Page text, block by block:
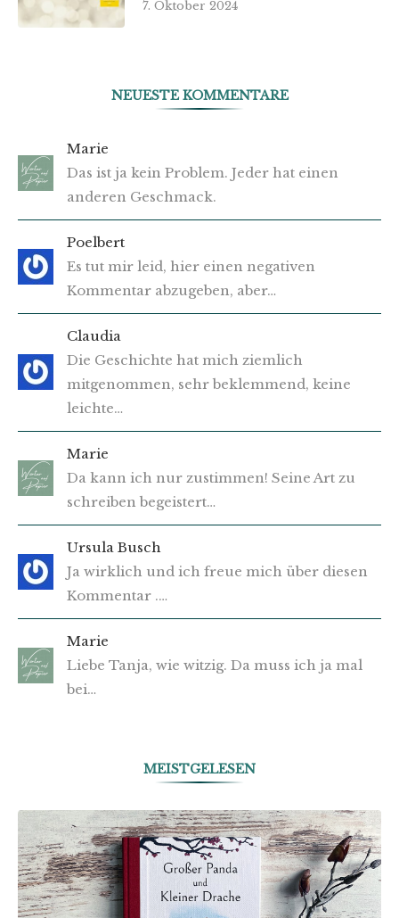
7. Oktober 2024
NEUESTE KOMMENTARE
Marie
Das ist ja kein Problem. Jeder hat einen
anderen Geschmack.
Poelbert
Es tut mir leid, hier einen negativen
Kommentar abzugeben, aber…
Claudia
Die Geschichte hat mich ziemlich
mitgenommen, sehr beklemmend, keine
leichte…
Marie
Da kann ich nur zustimmen! Seine Art zu
schreiben begeistert…
Ursula Busch
Ja wirklich und ich freue mich über diesen
Kommentar .…
Marie
Liebe Tanja, wie witzig. Da muss ich ja mal
bei…
MEISTGELESEN